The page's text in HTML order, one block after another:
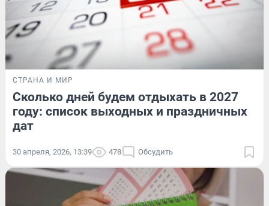
СТРАНА И МИР
Сколько дней будем отдыхать в 2027
году: список выходных и праздничных
дат
30 апреля, 2026, 13:39 478 Обсудить